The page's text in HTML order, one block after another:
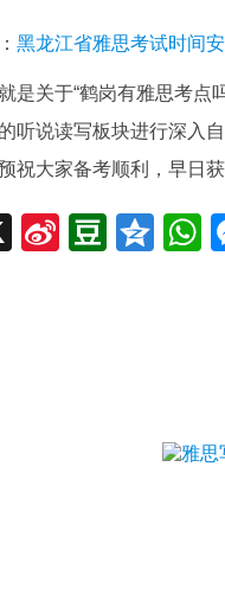
黑龙江省雅思考试时间
是关于“鹤岗有雅思考
听说读写板块进行深入
祝大家备考顺利，早日
X
Sina